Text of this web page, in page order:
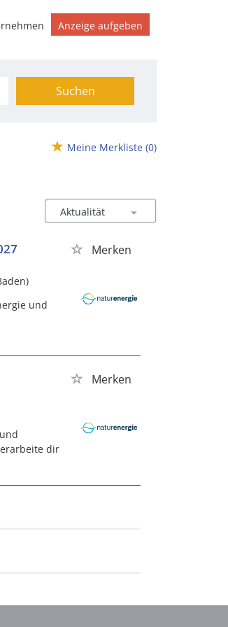
Anzeige aufgeben
Suchen
Meine Merkliste (0)
Merken
und
Merken
dir